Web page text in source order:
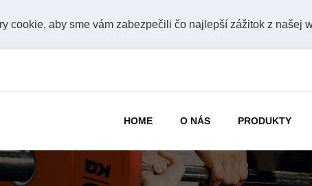
cookie, aby sme vám zabezpečili čo najlepší zážitok z našej
HOME O NÁS PRODUKTY